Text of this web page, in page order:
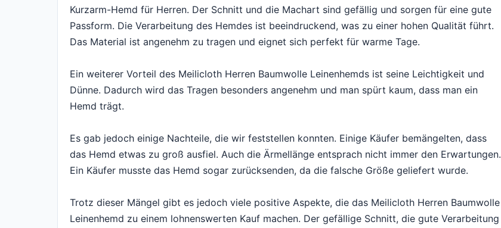
Kurzarm-Hemd für Herren. Der Schnitt und die Machart sind gefällig und sorgen für eine gute
Passform. Die Verarbeitung des Hemdes ist beeindruckend, was zu einer hohen Qualität führt.
Das Material ist angenehm zu tragen und eignet sich perfekt für warme Tage.
Ein weiterer Vorteil des Meilicloth Herren Baumwolle Leinenhemds ist seine Leichtigkeit und
Dünne. Dadurch wird das Tragen besonders angenehm und man spürt kaum, dass man ein
Hemd trägt.
Es gab jedoch einige Nachteile, die wir feststellen konnten. Einige Käufer bemängelten, dass
das Hemd etwas zu groß ausfiel. Auch die Ärmellänge entsprach nicht immer den Erwartungen.
Ein Käufer musste das Hemd sogar zurücksenden, da die falsche Größe geliefert wurde.
Trotz dieser Mängel gibt es jedoch viele positive Aspekte, die das Meilicloth Herren Baumwolle
Leinenhemd zu einem lohnenswerten Kauf machen. Der gefällige Schnitt, die gute Verarbeitung